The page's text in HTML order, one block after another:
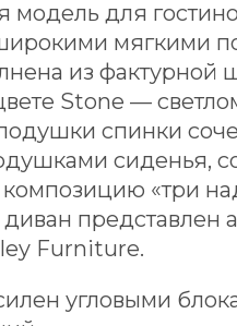
модель для
мягкими
из фактурной
Stone —
спинки
сиденья,
«три
представлен
Furniture.
угловыми